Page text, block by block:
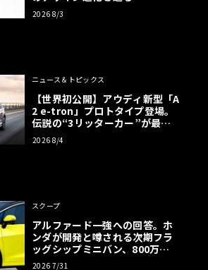
2026 8/3
ニュース＆トピックス
【世界初公開】アウディ新型「A
2 e-tron」プロトタイプ登場。
伝説の“3リッターカー”が最高
効率エントリーBEVとして復活
【画像38枚】
2026 8/4
スクープ
アルファード一強への回答。ホ
ンダが開発と噂される次期フラ
ッグシップミニバン、800万円
超の勝算【予想CG】
2026 7/31